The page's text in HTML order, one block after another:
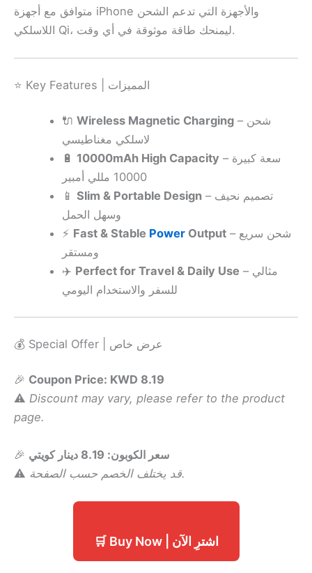
متوافق مع أجهزة iPhone والأجهزة التي تدعم الشحن
اللاسلكي Qi، ليمنحك طاقة موثوقة في أي وقت.
⭐ Key Features | المميزات
🔌Wireless Magnetic Charging – شحن
لاسلكي مغناطيسي
🔋 10000mAh High Capacity – سعة كبيرة
10000 مللي أمبير
📱Slim & Portable Design – تصميم نحيف
وسهل الحمل
⚡ Fast & Stable Power Output – شحن سريع
ومستقر
✈️ Perfect for Travel & Daily Use – مثالي
للسفر والاستخدام اليومي
💰 Special Offer | عرض خاص
🎉 Coupon Price: KWD 8.19
⚠️ Discount may vary, please refer to the product
page.
🎉
سعر الكوبون: 8.19 دينار كويتي
⚠️
قد يختلف الخصم حسب الصفحة.
🛒 Buy Now | اشترِ الآن